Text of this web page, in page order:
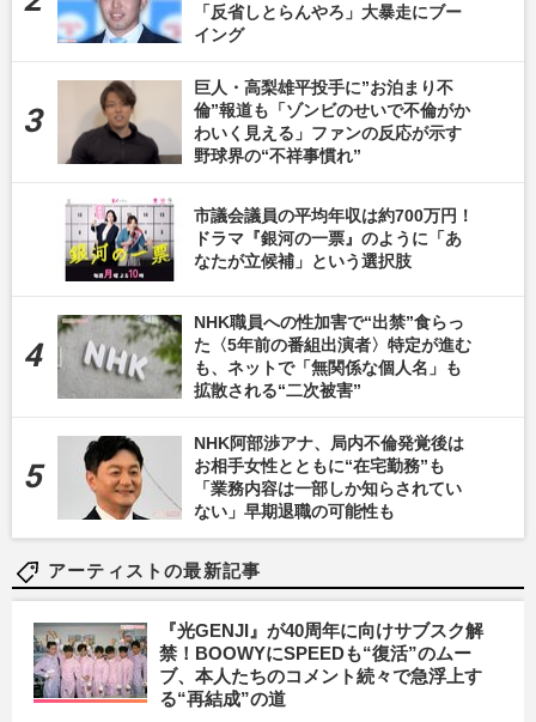
「反省しとらんやろ」大暴走にブー
イング
巨人・高梨雄平投手に”お泊まり不
倫”報道も「ゾンビのせいで不倫がか
わいく見える」ファンの反応が示す
野球界の“不祥事慣れ”
市議会議員の平均年収は約700万円！
ドラマ『銀河の一票』のように「あ
なたが立候補」という選択肢
NHK職員への性加害で“出禁”食らっ
た〈5年前の番組出演者〉特定が進む
も、ネットで「無関係な個人名」も
拡散される“二次被害”
NHK阿部渉アナ、局内不倫発覚後は
お相手女性とともに“在宅勤務”も
「業務内容は一部しか知らされてい
ない」早期退職の可能性も
アーティストの最新記事
『光GENJI』が40周年に向けサブスク解
禁！BOOWYにSPEEDも“復活”のムー
ブ、本人たちのコメント続々で急浮上す
る“再結成”の道